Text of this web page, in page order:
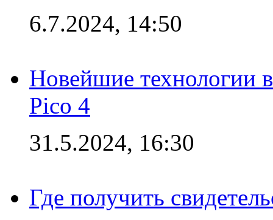
6.7.2024, 14:50
Новейшие технологии
Pico 4
31.5.2024, 16:30
Где получить